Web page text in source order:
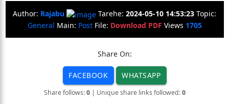
Author: Rajabu Tarehe: 2024-05-10 14:53:23 Topic:
General Main: PostFile: Download PDF Views 1705
Share On:
FACEBOOK WHATSAPP
Share follows:0| Unique share links followed:0